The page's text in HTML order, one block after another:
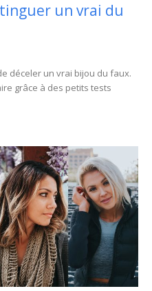
un vrai du
déceler un vrai bijou du faux.
grâce à des petits tests